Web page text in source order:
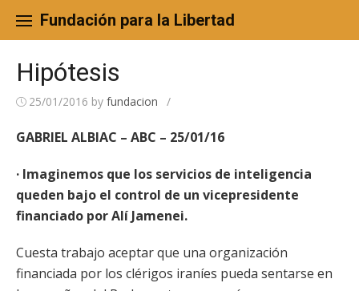
content
Fundación para la Libertad
Hipótesis
25/01/2016 by fundacion /
GABRIEL ALBIAC – ABC – 25/01/16
· Imaginemos que los servicios de inteligencia
queden bajo el control de un vicepresidente
financiado por Alí Jamenei.
Cuesta trabajo aceptar que una organización
financiada por los clérigos iraníes pueda sentarse en